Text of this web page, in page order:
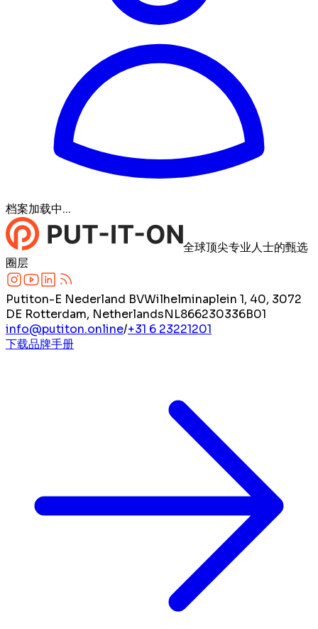
档案加载中...
全球顶尖专业人士的甄选
圈层
Putiton-E Nederland BVWilhelminaplein 1, 40, 3072
DE Rotterdam, NetherlandsNL866230336B01
info@putiton.online/+31 6 23221201
下载品牌手册